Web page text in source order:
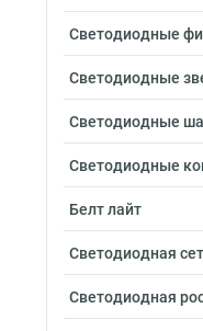
Светодиодные
Светодиодные
Светодиодные
Светодиодные
Белт лайт
Светодиодная
Светодиодная